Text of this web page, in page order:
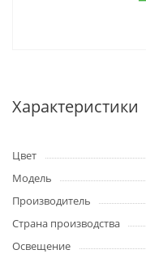
Характеристики
Цвет
Модель
Производитель
Страна производства
Освещение